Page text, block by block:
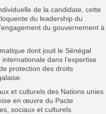
de la candidate, cette
du leadership du
du gouvernement à
dont jouit le Sénégal
dans l’expertise
protection des droits
et culturels des Nations unies
en œuvre du Pacte
sociaux et culturels.